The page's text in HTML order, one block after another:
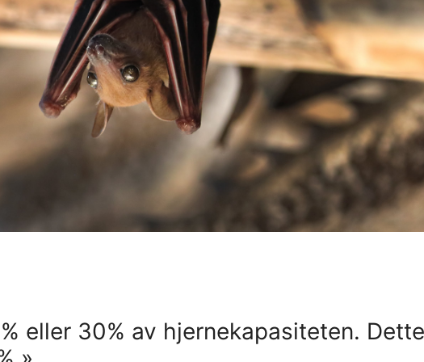
eller 30% av hjernekapasiteten. Dette